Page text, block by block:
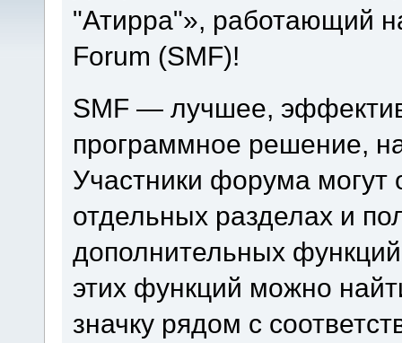
"Атирра"», работающий
Forum (SMF)!
SMF — лучшее,
программное решение,
Участники форума
отдельных разделах и
дополнительных
этих функций можно
значку рядом с